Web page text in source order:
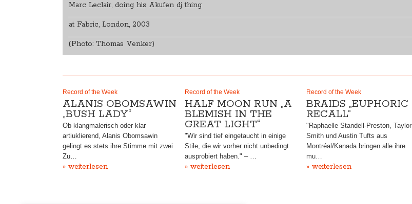
Marc Leclair, doing his Akufen dj thing
at Fabric, London, 2003
(Photo: Thomas Venker)
Record of the Week
ALANIS OBOMSAWIN
„BUSH LADY“
Ob klangmalerisch oder klar
artiuklierend, Alanis Obomsawin
gelingt es stets ihre Stimme mit zwei
Zu…
» weiterlesen
Record of the Week
HALF MOON RUN „A
BLEMISH IN THE
GREAT LIGHT“
"Wir sind tief eingetaucht in einige
Stile, die wir vorher nicht unbedingt
ausprobiert haben." – …
» weiterlesen
Record of the Week
BRAIDS „EUPHORIC
RECALL”
"Raphaelle Standell-Preston, Taylor
Smith und Austin Tufts aus
Montréal/Kanada bringen alle ihre
mu…
» weiterlesen